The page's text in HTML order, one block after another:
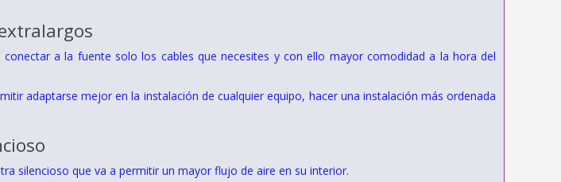
a la fuente solo los cables que necesites y con ello mayor comodidad a la hora del
adaptarse mejor en la instalación de cualquier equipo, hacer una instalación más ordenada
silencioso que va a permitir un mayor flujo de aire en su interior.